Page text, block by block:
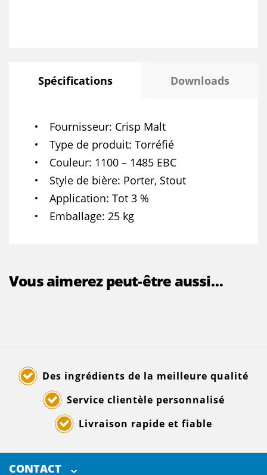
Spécifications Downloads
Fournisseur Crisp Malt
Type de produit Torréfié
Couleur 1100 – 1485 EBC
Style de bière Porter, Stout
Application Tot 3 %
Emballage 25 kg
Vous aimerez peut-être aussi…
Des ingrédients de la meilleure qualité
Service clientèle personnalisé
Livraison rapide et fiable
CONTACT